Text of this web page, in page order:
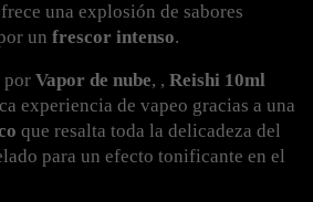
una explosión de sabores
un frescor intenso.
por Vapor de nube, , Reishi 10ml
experiencia de vapeo gracias a una
que resalta toda la delicadeza del
para un efecto tonificante en el